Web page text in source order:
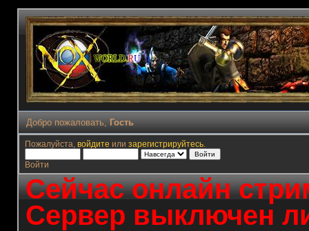
Добро пожаловать, Гость
Пожалуйста, войдите или зарегистрируйтесь.
Войти
Сейчас онлайн
Сервер выключен